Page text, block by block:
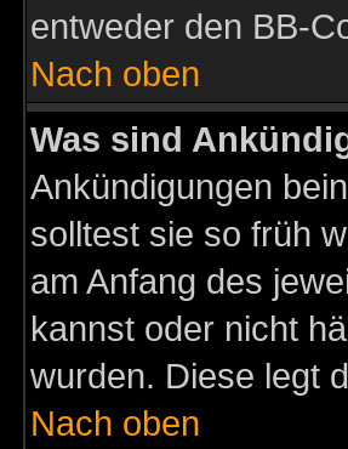
entweder den BB-
Nach oben
Was sind
Ankündigungen
solltest sie so früh
am Anfang des
kannst oder nicht
wurden. Diese legt
Nach oben